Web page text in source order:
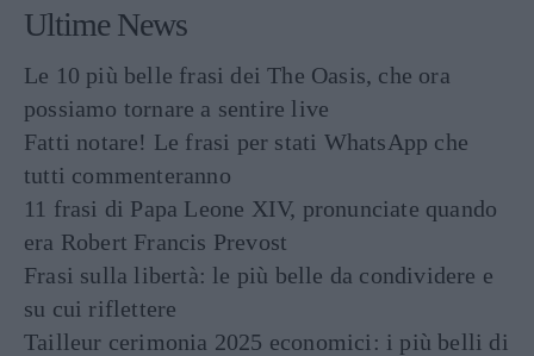
Ultime News
Le 10 più belle frasi dei The Oasis, che ora
possiamo tornare a sentire live
Fatti notare! Le frasi per stati WhatsApp che
tutti commenteranno
11 frasi di Papa Leone XIV, pronunciate quando
era Robert Francis Prevost
Frasi sulla libertà: le più belle da condividere e
su cui riflettere
Tailleur cerimonia 2025 economici: i più belli di